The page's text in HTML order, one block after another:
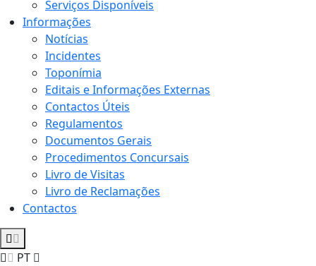
Serviços Disponíveis
Informações
Notícias
Incidentes
Toponímia
Editais e Informações Externas
Contactos Úteis
Regulamentos
Documentos Gerais
Procedimentos Concursais
Livro de Visitas
Livro de Reclamações
Contactos
PT